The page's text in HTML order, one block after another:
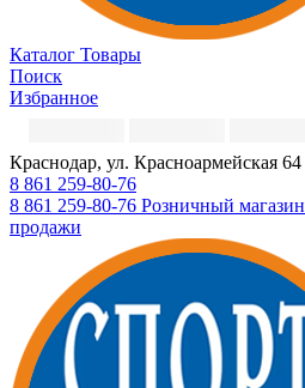
Каталог Товары
Поиск
Избранное
Краснодар, ул. Красноармейская 64
8 861 259-80-76
8 861 259-80-76 Розничный магазин
продажи